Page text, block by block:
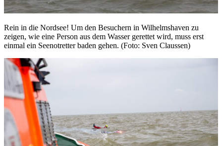
Rein in die Nordsee! Um den Besuchern in Wilhelmshaven zu
zeigen, wie eine Person aus dem Wasser gerettet wird, muss erst
einmal ein Seenotretter baden gehen. (Foto: Sven Claussen)